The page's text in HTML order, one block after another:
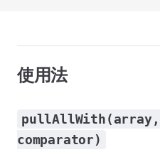
使用法
comparator)